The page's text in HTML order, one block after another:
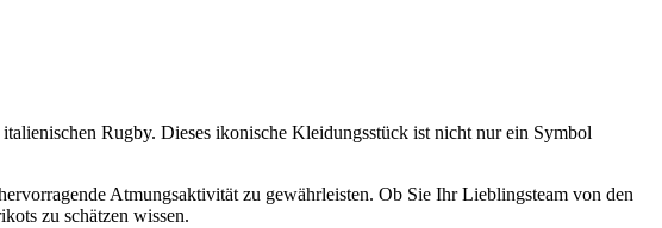
Rugby. Dieses ikonische Kleidungsstück ist nicht nur ein Symbol
Atmungsaktivität zu gewährleisten. Ob Sie Ihr Lieblingsteam von den
zu schätzen wissen.